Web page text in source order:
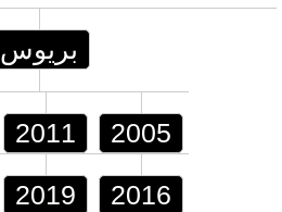
بريوس
2011 2005
2019 2016